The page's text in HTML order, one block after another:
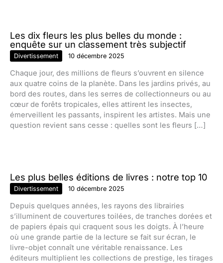
Les dix fleurs les plus belles du monde :
enquête sur un classement très subjectif
Divertissement 10 décembre 2025
Chaque jour, des millions de fleurs s’ouvrent en silence
aux quatre coins de la planète. Dans les jardins privés, au
bord des routes, dans les serres de collectionneurs ou au
cœur de forêts tropicales, elles attirent les insectes,
émerveillent les passants, inspirent les artistes. Mais une
question revient sans cesse : quelles sont les fleurs […]
Les plus belles éditions de livres : notre top 10
Divertissement 10 décembre 2025
Depuis quelques années, les rayons des librairies
s’illuminent de couvertures toilées, de tranches dorées et
de papiers épais qui craquent sous les doigts. À l’heure
où une grande partie de la lecture se fait sur écran, le
livre-objet connaît une véritable renaissance. Les
éditeurs multiplient les collections de prestige, les tirages